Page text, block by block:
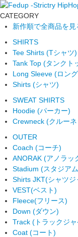
CATEGORY
新作順で全商品を見
SHIRTS
Tee Shirts (Tシャツ)
Tank Top (タンクト
Long Sleeve (ロン
Shirts (シャツ)
SWEAT SHIRTS
Hoodie (パーカー)
Crewneck (クルー
OUTER
Coach (コーチ)
ANORAK (アノラッ
Stadium (スタジア
Shirts JKT(シャツジ
VEST(ベスト)
Fleece(フリース)
Down (ダウン)
Track (トラックジ
Coat (コート)